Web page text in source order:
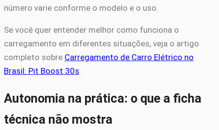
número varie conforme o modelo e o uso.
Se você quer entender melhor como funciona o
carregamento em diferentes situações, veja o artigo
completo sobre Carregamento de Carro Elétrico no
Brasil: Pit Boost 30s.
Autonomia na prática: o que a ficha
técnica não mostra